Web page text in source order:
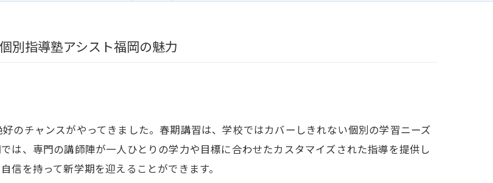
別指導塾アシスト福岡の魅力
のチャンスがやってきました。春期講習は、学校ではカバーしきれない個別の学習ニーズ
は、専門の講師陣が一人ひとりの学力や目標に合わせたカスタマイズされた指導を提供し
信を持って新学期を迎えることができます。